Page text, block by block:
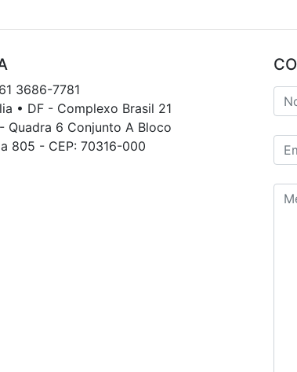
3686-7781
• DF - Complexo Brasil 21
Quadra 6 Conjunto A Bloco
805 - CEP: 70316-000